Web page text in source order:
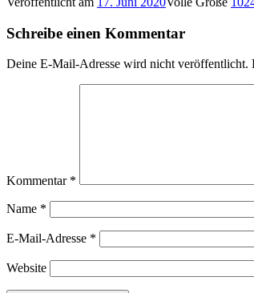
Schreibe einen Kommentar
Deine E-Mail-Adresse wird nicht veröffentlicht.
Kommentar *
Name *
E-Mail-Adresse *
Website